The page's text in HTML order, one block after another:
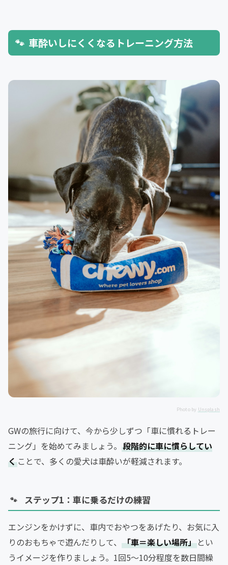
車酔いしにくくなるトレーニング方法
Photo by Unsplash
GWの旅行に向けて、今から少しずつ「車に慣れるトレー
ニング」を始めてみましょう。 段階的に車に慣らしてい
く ことで、多くの愛犬は車酔いが軽減されます。
ステップ1：車に乗るだけの練習
エンジンをかけずに、車内でおやつをあげたり、お気に入
りのおもちゃで遊んだりして、 「車＝楽しい場所」 とい
うイメージを作りましょう。1回5〜10分程度を数日間繰